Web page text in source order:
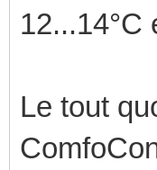
12...14°C
Le tout